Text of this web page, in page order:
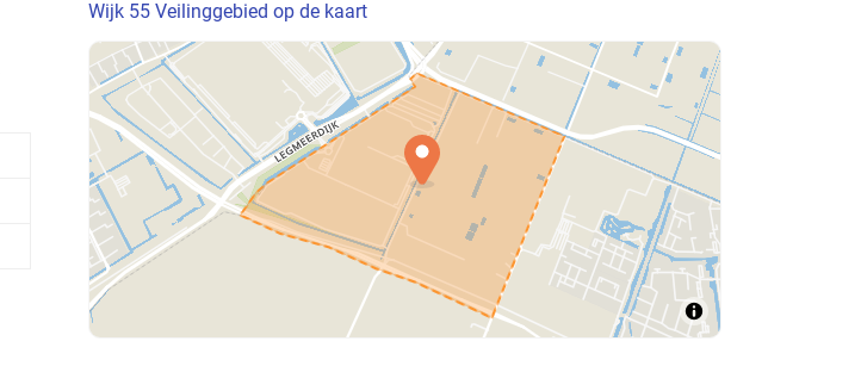
Wijk 55 Veilinggebied op de kaart